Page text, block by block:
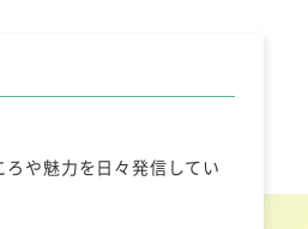
や魅力を日々発信してい